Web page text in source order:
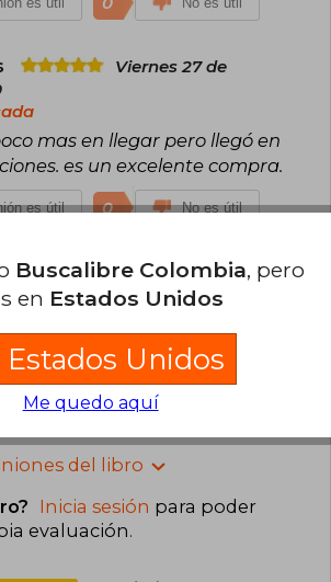
Viernes 27 de
mas en llegar pero llegó en
es un excelente compra.
es útil 0 No es útil
Martes 18 de Mayo, 2021
0
del libro
Inicia sesión para poder
evaluación.
Buscalibre Colombia, pero
en Estados Unidos
Estados Unidos
Me quedo aquí